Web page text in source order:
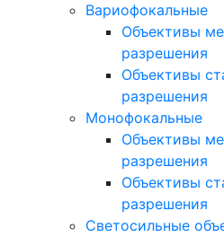
Вариофокальные
Объективы
разрешения
Объективы
разрешения
Монофокальные
Объективы
разрешения
Объективы
разрешения
Светосильные